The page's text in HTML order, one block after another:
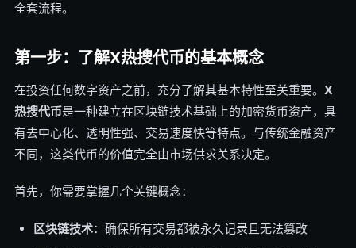
全套流程。
第一步：了解X热搜代币的基本概念
在投资任何数字资产之前，充分了解其基本特性至关重要。 X
热搜代币是一种建立在区块链技术基础上的加密货币资产，具
有去中心化、透明性强、交易速度快等特点。与传统金融资产
不同，这类代币的价值完全由市场供求关系决定。
首先，你需要掌握几个关键概念：
区块链技术：确保所有交易都被永久记录且无法篡改